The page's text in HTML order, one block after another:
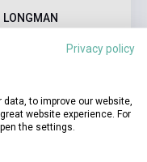
LONGMAN
linkek Vélemények
Privacy policy
to improve our website,
website experience. For
the settings.